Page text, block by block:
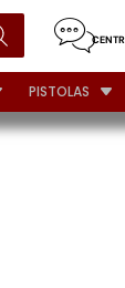
PISTOLAS